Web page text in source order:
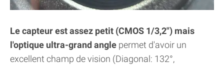
Le capteur est assez petit (CMOS 1/3,2") mais
l'optique ultra-grand angle permet d'avoir un
excellent champ de vision (Diagonal: 132°,